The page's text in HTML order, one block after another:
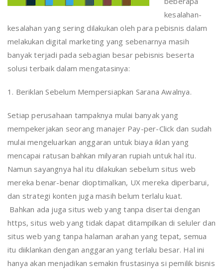
kesalahan-
kesalahan yang sering dilakukan oleh para pebisnis dalam
melakukan digital marketing yang sebenarnya masih
banyak terjadi pada sebagian besar pebisnis beserta
solusi terbaik dalam mengatasinya:
1. Beriklan Sebelum Mempersiapkan Sarana Awalnya.
Setiap perusahaan tampaknya mulai banyak yang
mempekerjakan seorang manajer Pay-per-Click dan sudah
mulai mengeluarkan anggaran untuk biaya iklan yang
mencapai ratusan bahkan milyaran rupiah untuk hal itu.
Namun sayangnya hal itu dilakukan sebelum situs web
mereka benar-benar dioptimalkan, UX mereka diperbarui,
dan strategi konten juga masih belum terlalu kuat.
Bahkan ada juga situs web yang tanpa disertai dengan
https, situs web yang tidak dapat ditampilkan di seluler dan
situs web yang tanpa halaman arahan yang tepat, semua
itu diiklankan dengan anggaran yang terlalu besar. Hal ini
hanya akan menjadikan semakin frustasinya si pemilik bisnis